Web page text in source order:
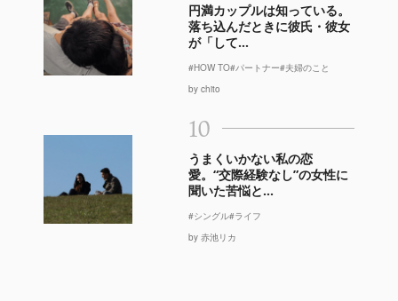
円満カップルは知っている。
落ち込んだときに彼氏・彼女
が「して...
#HOW TO#パートナー#夫婦のこと
by chito
10
うまくいかない私の恋
愛。“交際経験なし”の女性に
聞いた苦悩と...
#シングル#ライフ
by 赤池リカ